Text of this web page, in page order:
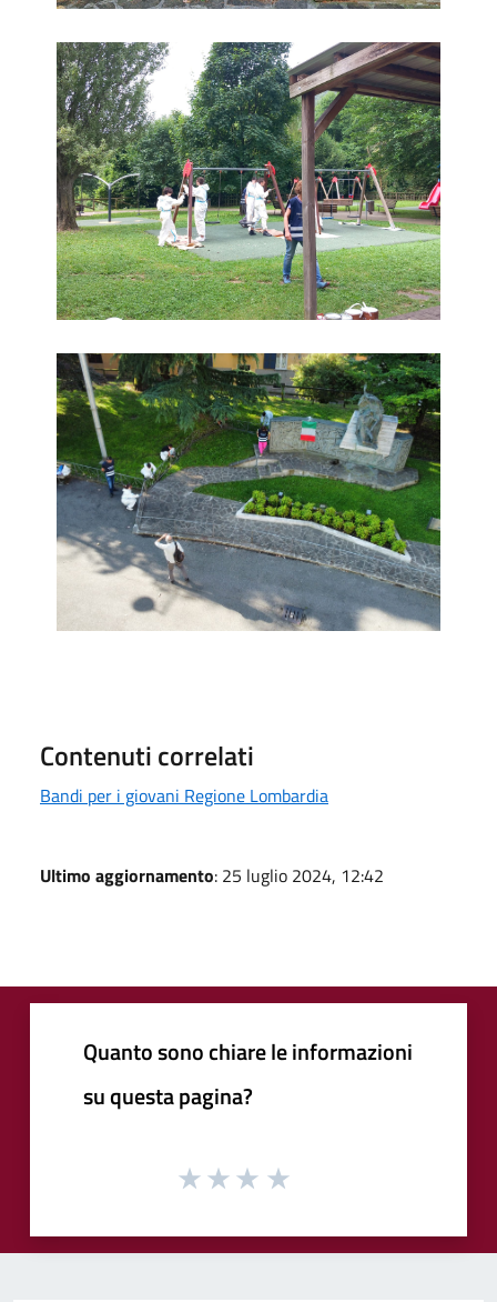
foto
foto
Contenuti correlati
Bandi per i giovani Regione Lombardia
Ultimo aggiornamento: 25 luglio 2024, 12:42
Quanto sono chiare le informazioni
su questa pagina?